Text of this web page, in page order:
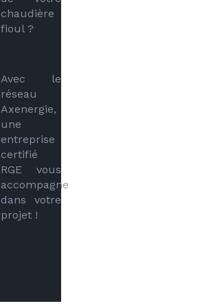
chaudière
fioul ?
Avec le
réseau
Axenergie,
une
entreprise
certifié
RGE vous
accompagne
dans votre
projet !